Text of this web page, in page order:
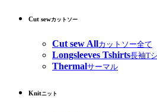
Cut sewカットソー
Cut sew Allカットソー全て
Longsleeves Tshirts長袖T
Thermalサーマル
Knitニット